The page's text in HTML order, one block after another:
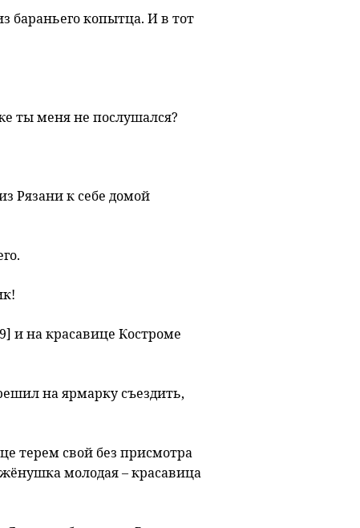
бараньего копытца. И в тот
ты меня не послушался?
Рязани к себе домой
и на красавице Костроме
на ярмарку съездить,
терем свой без присмотра
молодая – красавица